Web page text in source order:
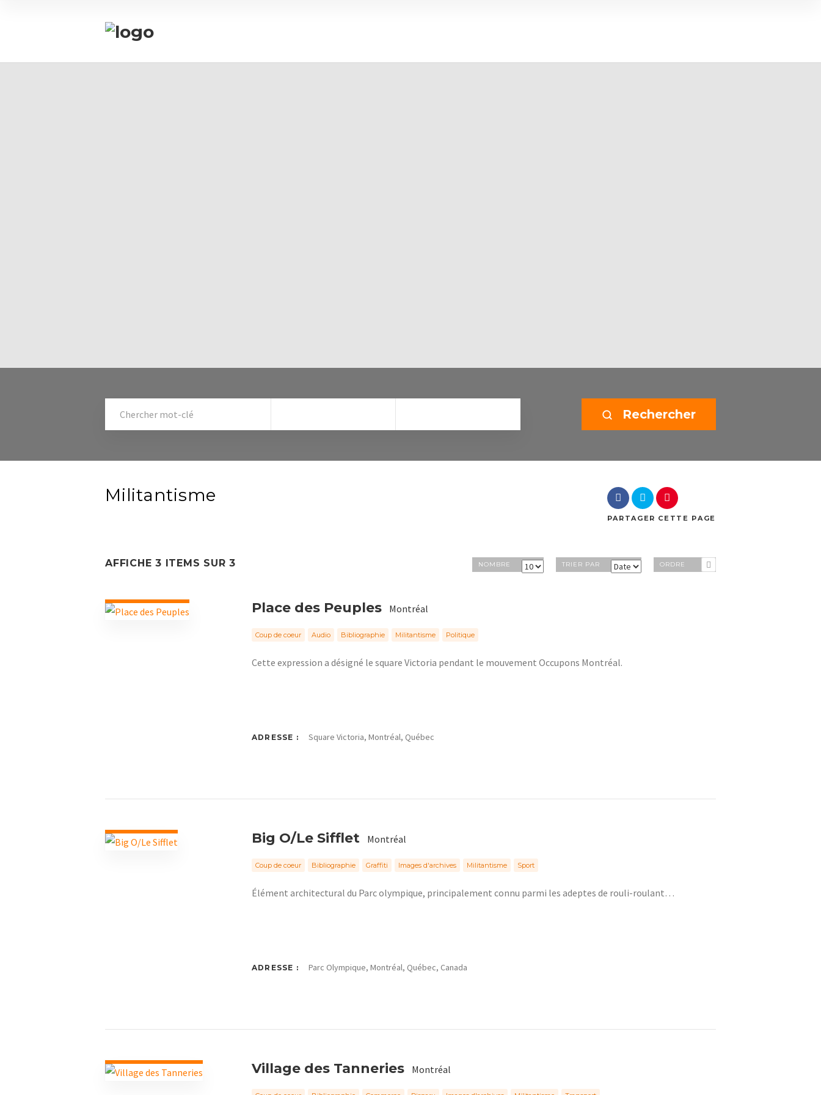
Rechercher
Militantisme
PARTAGER CETTE PAGE
AFFICHE 3 ITEMS SUR 3 NOMBRE TRIER PAR ORDRE
Place des Peuples Montréal
Coup de coeur Audio Bibliographie Militantisme Politique
Cette expression a désigné le square Victoria pendant le mouvement Occupons Montréal.
ADRESSE : Square Victoria, Montréal, Québec
Big O/Le Sifflet Montréal
Coup de coeur Bibliographie Graffiti Images d'archives Militantisme Sport
Élément architectural du Parc olympique, principalement connu parmi les adeptes de rouli-roulant…
ADRESSE : Parc Olympique, Montréal, Québec, Canada
Village des Tanneries Montréal